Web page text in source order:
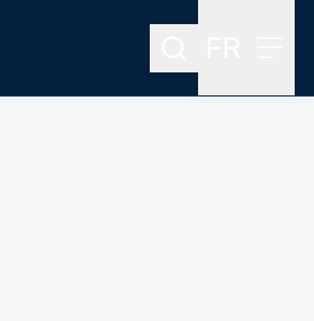
Rechercher